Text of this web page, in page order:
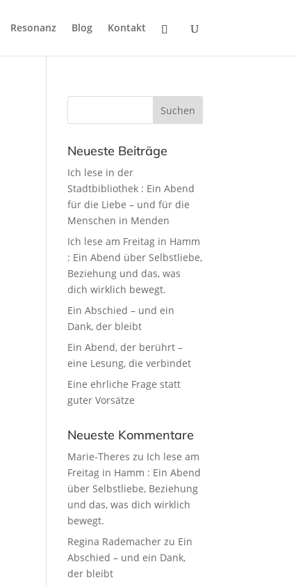
Resonanz Blog Kontakt
Neueste Beiträge
Ich lese in der
Stadtbibliothek : Ein Abend
für die Liebe – und für die
Menschen in Menden
Ich lese am Freitag in Hamm
: Ein Abend über Selbstliebe,
Beziehung und das, was
dich wirklich bewegt.
Ein Abschied – und ein
Dank, der bleibt
Ein Abend, der berührt –
eine Lesung, die verbindet
Eine ehrliche Frage statt
guter Vorsätze
Neueste Kommentare
Marie-Theres zu Ich lese am
Freitag in Hamm : Ein Abend
über Selbstliebe, Beziehung
und das, was dich wirklich
bewegt.
Regina Rademacher zu Ein
Abschied – und ein Dank,
der bleibt